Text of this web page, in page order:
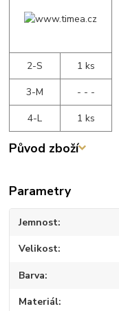
2-S
1 ks
3-M
- - -
4-L
1 ks
Původ zboží
Parametry
Jemnost
Velikost
Barva
Materiál